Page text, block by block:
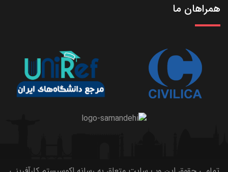
همراهان ما